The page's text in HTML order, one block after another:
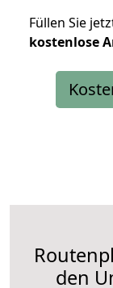
Füllen Sie
kostenlose
den